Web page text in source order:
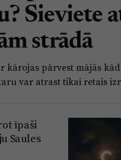
Sieviete
strādā
kārojas pārvest mājās
var atrast tikai retais
īpaši
Saules